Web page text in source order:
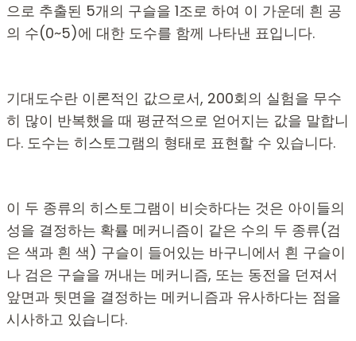
으로 추출된 5개의 구슬을 1조로 하여 이 가운데 흰 공
의 수(0~5)에 대한 도수를 함께 나타낸 표입니다.
기대도수란 이론적인 값으로서, 200회의 실험을 무수
히 많이 반복했을 때 평균적으로 얻어지는 값을 말합니
다. 도수는 히스토그램의 형태로 표현할 수 있습니다.
이 두 종류의 히스토그램이 비슷하다는 것은 아이들의
성을 결정하는 확률 메커니즘이 같은 수의 두 종류(검
은 색과 흰 색) 구슬이 들어있는 바구니에서 흰 구슬이
나 검은 구슬을 꺼내는 메커니즘, 또는 동전을 던져서
앞면과 뒷면을 결정하는 메커니즘과 유사하다는 점을
시사하고 있습니다.